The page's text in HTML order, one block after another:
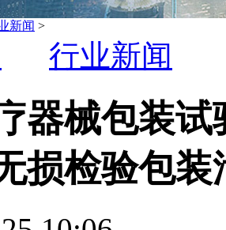
新闻 >
行业新闻
器械包装
损检验包装